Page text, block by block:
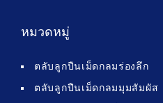
หมวดหมู่
ตลับลูกปืนเม็ดกลมร่องลึก
ตลับลูกปืนเม็ดกลมมุมสัมผัส